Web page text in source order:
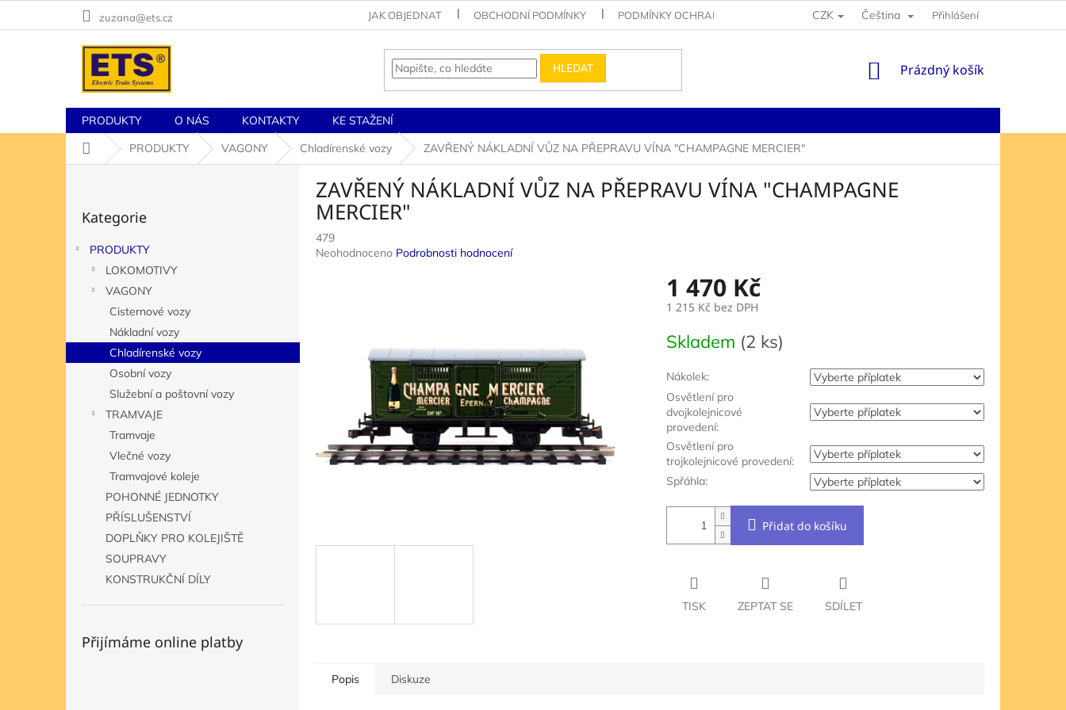
zuzana@ets.cz JAK OBJEDNAT OBCHODNÍ PODMÍNKY PODMÍNKY OCHRANY OSOBNÍCH ÚDAJŮCZK Čeština Přihlášení
HLEDAT
NÁKUPNÍ
Prázdný košík
PRODUKTY O NÁS KONTAKTY
KE STAŽENÍ
Domů
PRODUKTY VAGONY Chladírenské vozy ZAVŘENÝ NÁKLADNÍ VŮZ NA PŘEPRAVU VÍNA "CHAMPAGNE MERCIER"
a
n
kategorie
Kategorie
PRODUKTY
LOKOMOTIVY
VAGONY
Cisternové vozy
Nákladní vozy
Chladírenské vozy
Osobní vozy
Služební a poštovní vozy
TRAMVAJE
Tramvaje
Vlečné vozy
Tramvajové koleje
POHONNÉ JEDNOTKY
PŘÍSLUŠENSTVÍ
DOPLŇKY PRO KOLEJIŠTĚ
SOUPRAVY
KONSTRUKČNÍ DÍLY
Přijímáme online platby
ZAVŘENÝ NÁKLADNÍ VŮZ NA PŘEPRAVU VÍNA "CHAMPAGNE
MERCIER"
479
Průměrné
Neohodnoceno Podrobnosti hodnocení
1 470 Kč
1 215 Kč bez DPH
cena:
Skladem (2 ks)
Nákolek:
Osvětlení pro
dvojkolejnicové
provedení:
Osvětlení pro
trojkolejnicové provedení:
Spřáhla:
Přidat do košíku
TISK ZEPTAT SE SDÍLET
Popis Diskuze